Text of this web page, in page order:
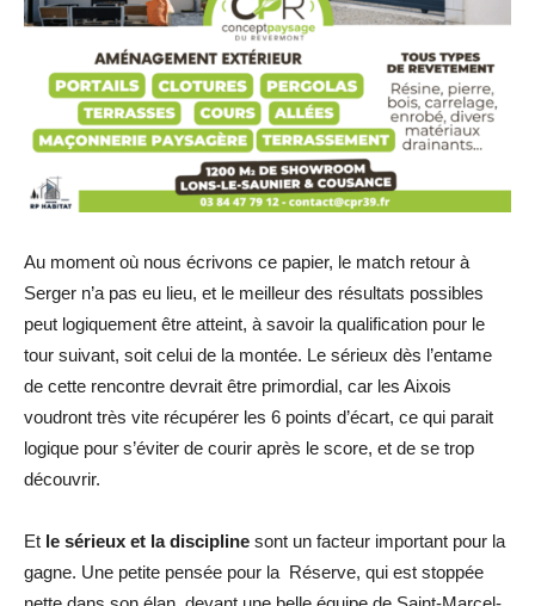
Au moment où nous écrivons ce papier, le match retour à
Serger n’a pas eu lieu, et le meilleur des résultats possibles
peut logiquement être atteint, à savoir la qualification pour le
tour suivant, soit celui de la montée. Le sérieux dès l’entame
de cette rencontre devrait être primordial, car les Aixois
voudront très vite récupérer les 6 points d’écart, ce qui parait
logique pour s’éviter de courir après le score, et de se trop
découvrir.
Et le sérieux et la discipline sont un facteur important pour la
gagne. Une petite pensée pour la Réserve, qui est stoppée